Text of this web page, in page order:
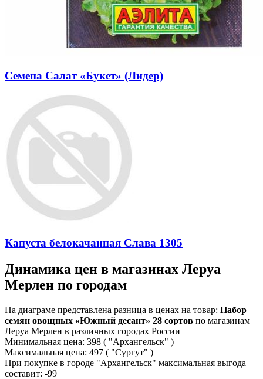
Семена Салат «Букет» (Лидер)
Капуста белокачанная Слава 1305
Динамика цен в магазинах Леруа
Мерлен по городам
На диаграме представлена разница в ценах на товар: Набор
семян овощных «Южный десант» 28 сортов по магазинам
Леруа Мерлен в различных городах России
Минимальная цена: 398 ( "Архангельск" )
Максимальная цена: 497 ( "Сургут" )
При покупке в городе "Архангельск" максимальная выгода
составит: -99